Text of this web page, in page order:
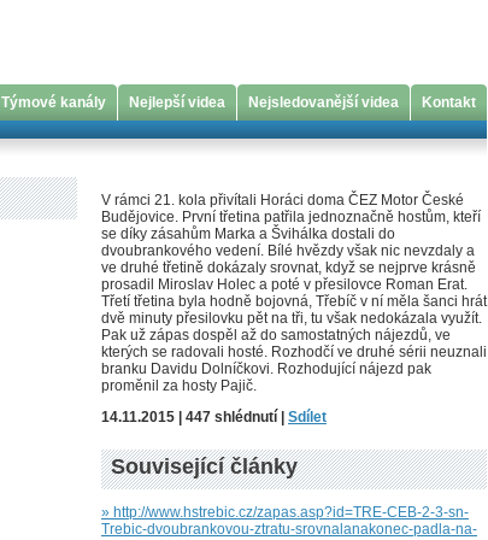
Týmové kanály Nejlepší videa Nejsledovanější videa Kontakt
V rámci 21. kola přivítali Horáci doma ČEZ Motor České
Budějovice. První třetina patřila jednoznačně hostům, kteří
se díky zásahům Marka a Švihálka dostali do
dvoubrankového vedení. Bílé hvězdy však nic nevzdaly a
ve druhé třetině dokázaly srovnat, když se nejprve krásně
prosadil Miroslav Holec a poté v přesilovce Roman Erat.
Třetí třetina byla hodně bojovná, Třebíč v ní měla šanci hrát
dvě minuty přesilovku pět na tři, tu však nedokázala využít.
Pak už zápas dospěl až do samostatných nájezdů, ve
kterých se radovali hosté. Rozhodčí ve druhé sérii neuznali
branku Davidu Dolníčkovi. Rozhodující nájezd pak
proměnil za hosty Pajič.
14.11.2015 | 447 shlédnutí | Sdílet
Související články
» http://www.hstrebic.cz/zapas.asp?id=TRE-CEB-2-3-sn-
Trebic-dvoubrankovou-ztratu-srovnalanakonec-padla-na-